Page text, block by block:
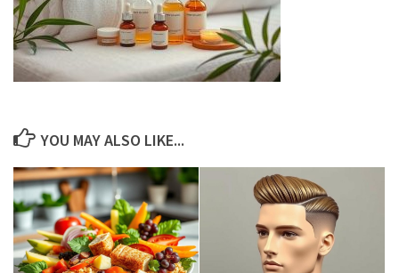
YOU MAY ALSO LIKE...